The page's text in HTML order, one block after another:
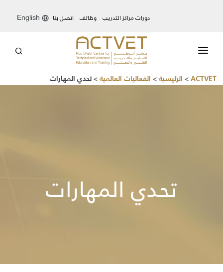
دورات مراكز التدريب وظائف اتصل بنا English
عن المركز
ACTVET
>الرئيسية>الفعاليات العالمية>تحدي المهارات
تحدي المهارات